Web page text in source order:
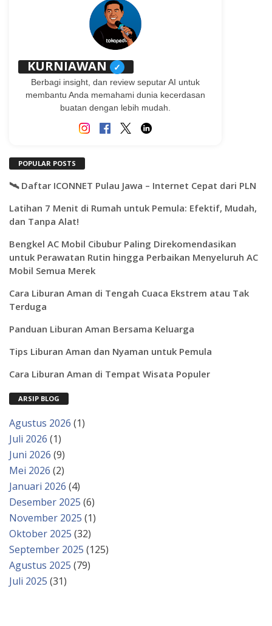
KURNIAWAN ✓
Berbagi insight, dan review seputar AI untuk
membantu Anda memahami dunia kecerdasan
buatan dengan lebih mudah.
POPULAR POSTS
🛰️ Daftar ICONNET Pulau Jawa – Internet Cepat dari PLN
Latihan 7 Menit di Rumah untuk Pemula: Efektif, Mudah,
dan Tanpa Alat!
Bengkel AC Mobil Cibubur Paling Direkomendasikan
untuk Perawatan Rutin hingga Perbaikan Menyeluruh AC
Mobil Semua Merek
Cara Liburan Aman di Tengah Cuaca Ekstrem atau Tak
Terduga
Panduan Liburan Aman Bersama Keluarga
Tips Liburan Aman dan Nyaman untuk Pemula
Cara Liburan Aman di Tempat Wisata Populer
ARSIP BLOG
Agustus 2026 (1)
Juli 2026 (1)
Juni 2026 (9)
Mei 2026 (2)
Januari 2026 (4)
Desember 2025 (6)
November 2025 (1)
Oktober 2025 (32)
September 2025 (125)
Agustus 2025 (79)
Juli 2025 (31)